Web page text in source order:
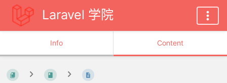
Laravel 学院
Info Content